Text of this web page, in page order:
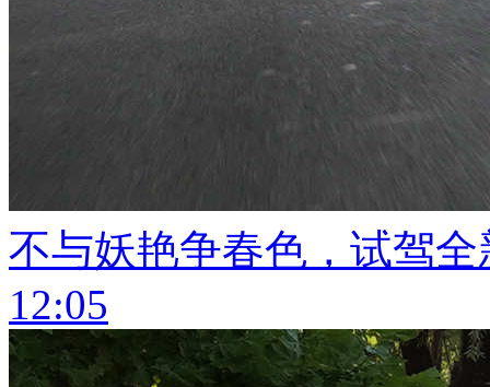
不与妖艳争春色，试驾全
12:05